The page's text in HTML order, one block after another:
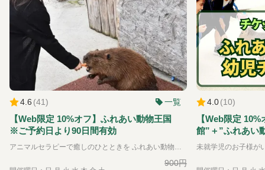
4.6 (41) 一覧
【Web限定 10%オフ】ふれあい動物王国
※ご予約日より90日間有効
アニマルセラピーで癒しのひとときを ふれあい動物王国では、できるだけたくさんの動物たちと直接ふれあうことをが出来る動物園です。可愛らしい動物たちは、その存在を通して私たちに大きな「癒し」と「学び」を与えてくれます。 普段はふれあうことのできない珍しい動物たちも含めて、園内には約35種類の動物たちと、エサやりなどの体験を通してふれあえるのが特徴です。 ※お子様のみのご入場はできません。必ず大人の方の同伴、付き添いが必要です。
900円
4.0(10)
【Web限定
館”＋”ふれあ
約日より90日間
は
園
時
間
料